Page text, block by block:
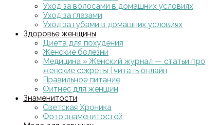
Уход за волосами в домашних условиях
Уход за глазами
Уход за губами в домашних условиях
Здоровье женщины
Диета для похудения
Женские болезни
Медицина » Женский журнал — статьи про
женские секреты | читать онлайн
Правильное питание
Фитнес для женщин
Знаменитости
Светская Хроника
Фото знаменитостей